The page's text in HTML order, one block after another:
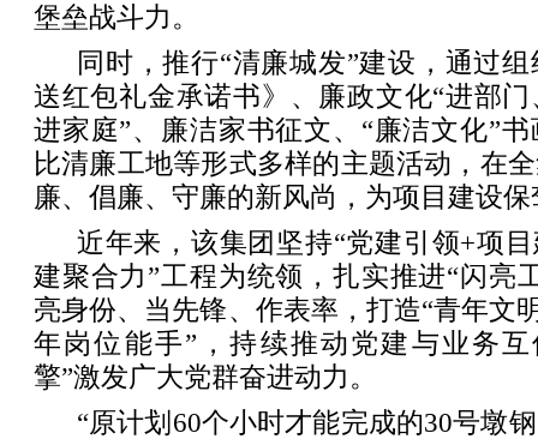
堡垒战斗力。
同时，推行“清廉城发”建设，通过
送红包礼金承诺书》、廉政文化“进部
进家庭”、廉洁家书征文、“廉洁文化”
比清廉工地等形式多样的主题活动，在
廉、倡廉、守廉的新风尚，为项目建设
近年来，该集团坚持“党建引领+项
建聚合力”工程为统领，扎实推进“闪亮
亮身份、当先锋、作表率，打造“青年文
年岗位能手”，持续推动党建与业务
擎”激发广大党群奋进动力。
“原计划60个小时才能完成的30号墩